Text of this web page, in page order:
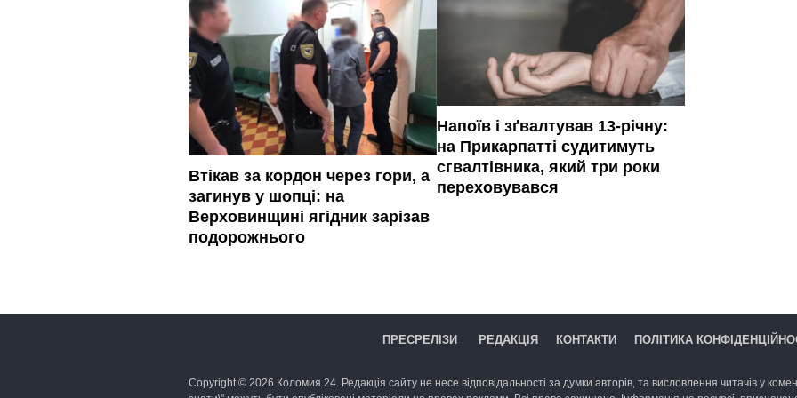
Втікав за кордон через гори, а
загинув у шопці: на
Верховинщині ягідник зарізав
подорожнього
Напоїв і зґвалтував 13-річну:
на Прикарпатті судитимуть
сгвалтівника, який три роки
переховувався
ПРЕСРЕЛІЗИ РЕДАКЦІЯ КОНТАКТИ ПОЛІТИКА
Copyright © 2026 Коломия 24. Редакція сайту не несе відповідальності за думки авторів, та висловлення читачів у